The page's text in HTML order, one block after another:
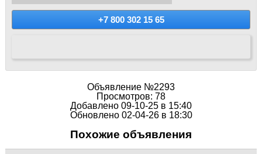
+7 800 302 15 65
Объявление №2293
Просмотров: 78
Добавлено 09-10-25 в 15:40
Обновлено 02-04-26 в 18:30
Похожие объявления